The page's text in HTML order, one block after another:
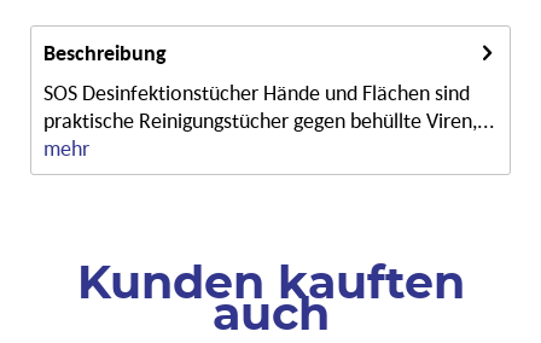
Beschreibung
SOS Desinfektionstücher Hände und Flächen sind
praktische Reinigungstücher gegen behüllte Viren,...
mehr
Kunden kauften
auch